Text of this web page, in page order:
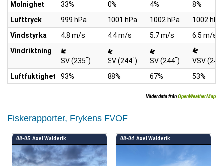
Molnighet
33% 0% 4%
8%
Lufttryck
999 hPa 1001 hPa 1002 hPa
1002 hPa
Vindstyrka
4.8 m/s 4.4 m/s 5.7 m/s
6.5 m/s
Vindriktning
SV (235°) SV (244°) SV (244°) VSV (249
Luftfuktighet 93% 88% 67% 53%
Väderdata frånOpenWeatherMap
Fiskerapporter, Frykens FVOF
08-05 Axel Walderik 08-04 Axel Walderik